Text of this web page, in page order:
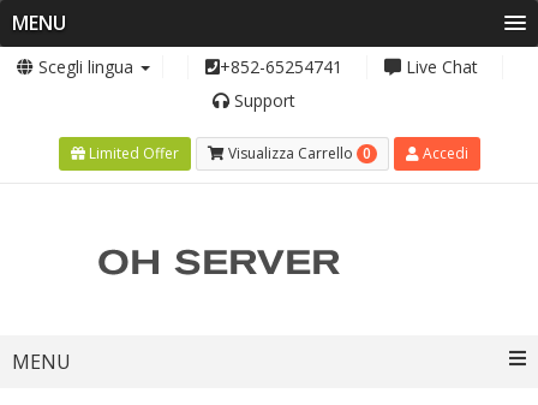
MENU
Scegli lingua +852-65254741
Live Chat
Support
Limited Offer Visualizza Carrello 0 Accedi
MENU